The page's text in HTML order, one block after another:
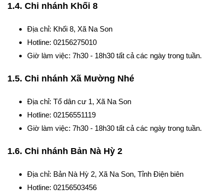
1.4. Chi nhánh Khối 8
Địa chỉ: Khối 8, Xã Na Son
Hotline: 02156275010
Giờ làm việc: 7h30 - 18h30 tất cả các ngày trong tuần.
1.5. Chi nhánh Xã Mường Nhé
Địa chỉ: Tổ dân cư 1, Xã Na Son
Hotline: 02156551119
Giờ làm việc: 7h30 - 18h30 tất cả các ngày trong tuần.
1.6. Chi nhánh Bản Nà Hỳ 2
Địa chỉ: Bản Nà Hỳ 2, Xã Na Son, Tỉnh Điện biên
Hotline: 02156503456